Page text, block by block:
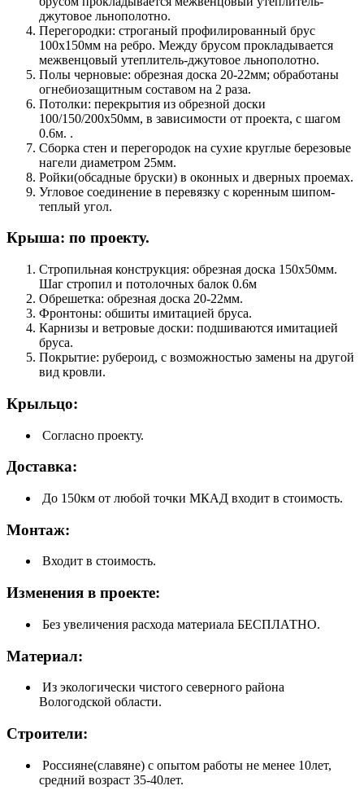
джутовое льнополотно.
Перегородки: строганый профилированный брус
100х150мм на ребро. Между брусом прокладывается
межвенцовый утеплитель-джутовое льнополотно.
Полы черновые: обрезная доска 20-22мм; обработаны
огнебиозащитным составом на 2 раза.
Потолки: перекрытия из обрезной доски
100/150/200х50мм, в зависимости от проекта, с шагом
0.6м. .
Сборка стен и перегородок на сухие круглые березовые
нагели диаметром 25мм.
Ройки(обсадные бруски) в оконных и дверных проемах.
Угловое соединение в перевязку с коренным шипом-
теплый угол.
Крыша: по проекту.
Стропильная конструкция: обрезная доска 150х50мм.
Шаг стропил и потолочных балок 0.6м
Обрешетка: обрезная доска 20-22мм.
Фронтоны: обшиты имитацией бруса.
Карнизы и ветровые доски: подшиваются имитацией
бруса.
Покрытие: рубероид, с возможностью замены на другой
вид кровли.
Крыльцо:
Согласно проекту.
Доставка:
До 150км от любой точки МКАД входит в стоимость.
Монтаж:
Входит в стоимость.
Изменения в проекте:
Без увеличения расхода материала БЕСПЛАТНО.
Материал:
Из экологически чистого северного района
Вологодской области.
Строители:
Россияне(славяне) с опытом работы не менее 10лет,
средний возраст 35-40лет.